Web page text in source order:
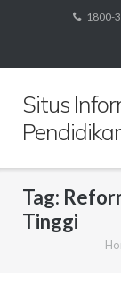
1800-
Situs
Tag:
Tinggi